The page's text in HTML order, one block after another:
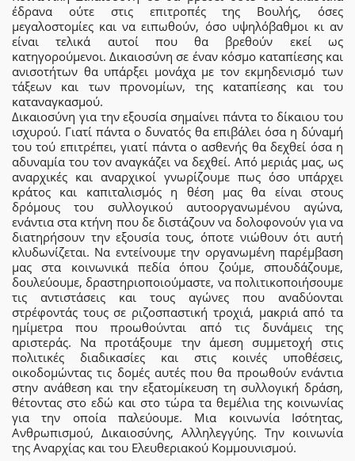
έδρανα ούτε στις επιτροπές της Βουλής, όσες
μεγαλοστομίες και να ειπωθούν, όσο υψηλόβαθμοι κι αν
είναι τελικά αυτοί που θα βρεθούν εκεί ως
κατηγορούμενοι. Δικαιοσύνη σε έναν κόσμο καταπίεσης και
ανισοτήτων θα υπάρξει μονάχα με τον εκμηδενισμό των
τάξεων και των προνομίων, της καταπίεσης και του
καταναγκασμού.
Δικαιοσύνη για την εξουσία σημαίνει πάντα το δίκαιου του
ισχυρού. Γιατί πάντα ο δυνατός θα επιβάλει όσα η δύναμή
του τού επιτρέπει, γιατί πάντα ο ασθενής θα δεχθεί όσα η
αδυναμία του τον αναγκάζει να δεχθεί. Από μεριάς μας, ως
αναρχικές και αναρχικοί γνωρίζουμε πως όσο υπάρχει
κράτος και καπιταλισμός η θέση μας θα είναι στους
δρόμους του συλλογικού αυτοοργανωμένου αγώνα,
ενάντια στα κτήνη που δε διστάζουν να δολοφονούν για να
διατηρήσουν την εξουσία τους, όποτε νιώθουν ότι αυτή
κλυδωνίζεται. Να εντείνουμε την οργανωμένη παρέμβαση
μας στα κοινωνικά πεδία όπου ζούμε, σπουδάζουμε,
δουλεύουμε, δραστηριοποιούμαστε, να πολιτικοποιήσουμε
τις αντιστάσεις και τους αγώνες που αναδύονται
στρέφοντάς τους σε ριζοσπαστική τροχιά, μακριά από τα
ημίμετρα που προωθούνται από τις δυνάμεις της
αριστεράς. Να προτάξουμε την άμεση συμμετοχή στις
πολιτικές διαδικασίες και στις κοινές υποθέσεις,
οικοδομώντας τις δομές αυτές που θα προωθούν ενάντια
στην ανάθεση και την εξατομίκευση τη συλλογική δράση,
θέτοντας στο εδώ και στο τώρα τα θεμέλια της κοινωνίας
για την οποία παλεύουμε. Μια κοινωνία Ισότητας,
Ανθρωπισμού, Δικαιοσύνης, Αλληλεγγύης. Την κοινωνία
της Αναρχίας και του Ελευθεριακού Κομμουνισμού.